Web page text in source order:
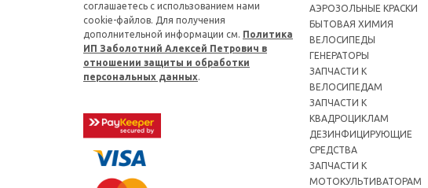
соглашаетесь с использованием нами
cookie-файлов. Для получения
дополнительной информации см. Политика
ИП Заболотний Алексей Петрович в
отношении защиты и обработки
персональных данных.
АЭРОЗОЛЬНЫЕ КРАСКИ
БЫТОВАЯ ХИМИЯ
ВЕЛОСИПЕДЫ
ГЕНЕРАТОРЫ
ЗАПЧАСТИ К
ВЕЛОСИПЕДАМ
ЗАПЧАСТИ К
КВАДРОЦИКЛАМ
ДЕЗИНФИЦИРУЮЩИЕ
СРЕДСТВА
ЗАПЧАСТИ К
МОТОКУЛЬТИВАТОРАМ